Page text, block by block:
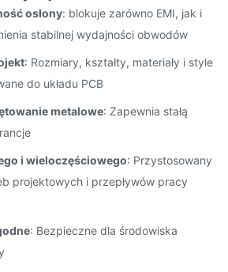
±0,02 mm
Szybkie pieczętowanie i formowanie
Taśma i rolka, taśma lub masowe,
zgodnie z wymaganiami
Zaledwie 100 sztuk na prototypy
osłony: blokuje zarówno EMI, jak i
stabilnej wydajności obwodów
: Rozmiary, kształty, materiały i style
do układu PCB
metalowe: Zapewnia stałą
i wieloczęściowego: Przystosowany
projektowych i przepływów pracy
: Bezpieczne dla środowiska